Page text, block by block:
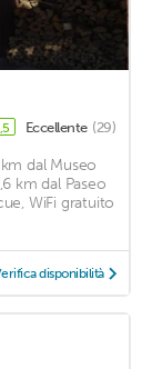
Eccellente (29)
dal Museo
km dal Paseo
WiFi gratuito
disponibilità